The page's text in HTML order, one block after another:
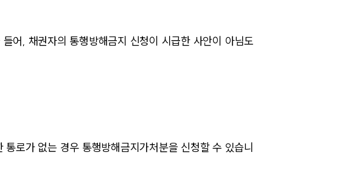
법률정보
건설부 업무
어, 채권자의 통행방해금지 신청이 시급한 사안이 아님도
로가 없는 경우 통행방해금지가처분을 신청할 수 있습니